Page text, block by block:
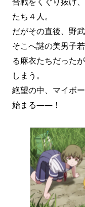
たち４人。
だがその直後、野
そこへ謎の美男子
る麻衣たちだった
しまう。
絶望の中、マイボ
始まる――！